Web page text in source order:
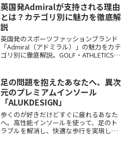
英国発Admiralが支持される理由
とは？カテゴリ別に魅力を徹底解
説
英国発のスポーツファッションブランド
「Admiral（アドミラル）」の魅力をカテ
ゴリ別に徹底解説。GOLF・ATHLETICS・
ディースラインまで紹介します。
足の問題を抱えたあなたへ、異次
元のプレミアムインソール
「ALUKDESIGN」
歩くのが好きだけどすぐに疲れるあなた
へ。高性能インソールを使って、足のト
ラブルを解消し、快適な歩行を実現しま